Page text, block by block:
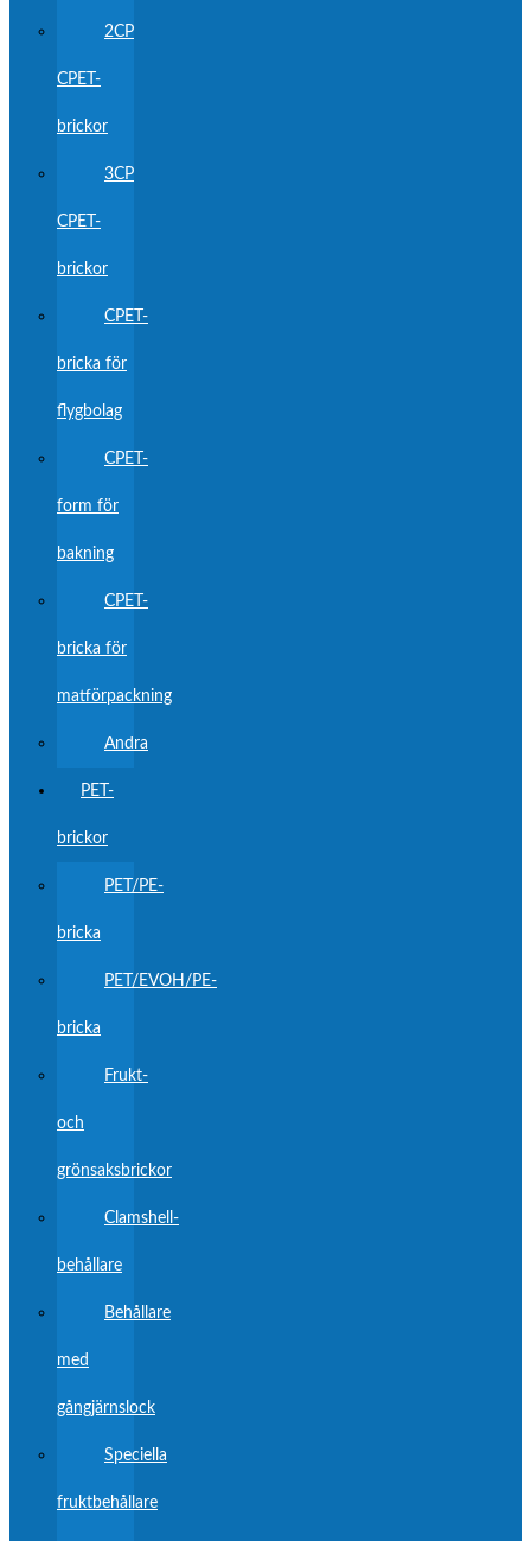
2CP
CPET-
brickor
3CP
CPET-
brickor
CPET-
bricka för
flygbolag
CPET-
form för
bakning
CPET-
bricka för
matförpackning
Andra
PET-
brickor
PET/PE-
bricka
PET/EVOH/PE-
bricka
Frukt-
och
grönsaksbrickor
Clamshell-
behållare
Behållare
med
gångjärnslock
Speciella
fruktbehållare